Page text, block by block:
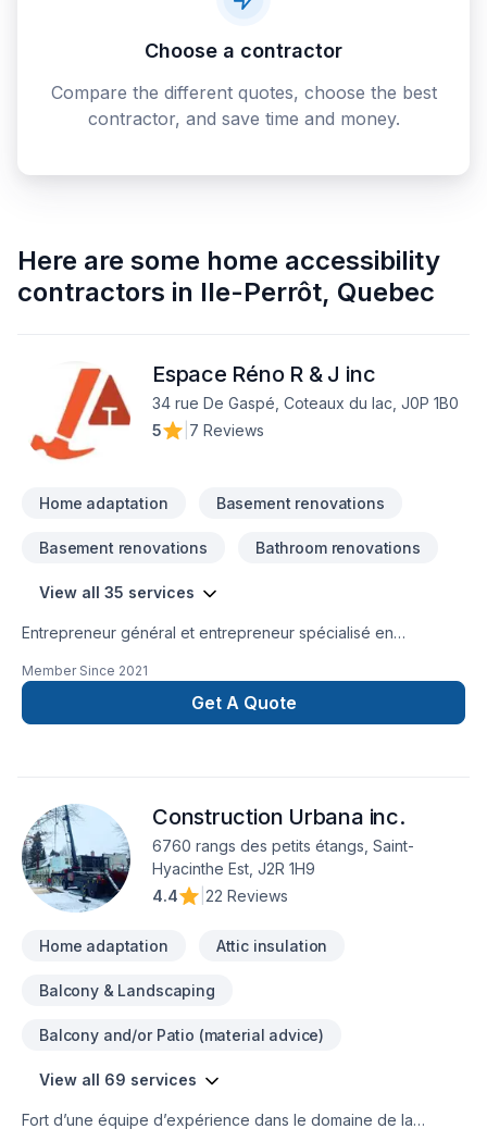
Choose a contractor
Compare the different quotes, choose the best
contractor, and save time and money.
Here are some home accessibility
contractors in Ile-Perrôt, Quebec
Espace Réno R & J inc
34 rue De Gaspé, Coteaux du lac, J0P 1B0
5
7 Reviews
Home adaptation Basement renovations
Basement renovations Bathroom renovations
View all 35 services
Entrepreneur général et entrepreneur spécialisé en
en rénovation de salle de bain et finition intérieur.
Member Since 2021
Get A Quote
Construction Urbana inc.
6760 rangs des petits étangs, Saint-
Hyacinthe Est, J2R 1H9
4.4
22 Reviews
Home adaptation Attic insulation
Balcony & Landscaping
Balcony and/or Patio (material advice)
View all 69 services
Fort d’une équipe d’expérience dans le domaine de la